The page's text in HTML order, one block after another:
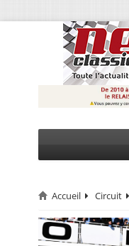
CIRCUIT
RALLYE
Accueil Circuit